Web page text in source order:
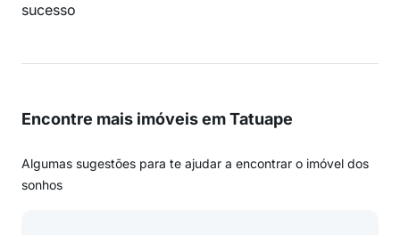
sucesso
Encontre mais imóveis em Tatuape
Algumas sugestões para te ajudar a encontrar o imóvel dos
sonhos